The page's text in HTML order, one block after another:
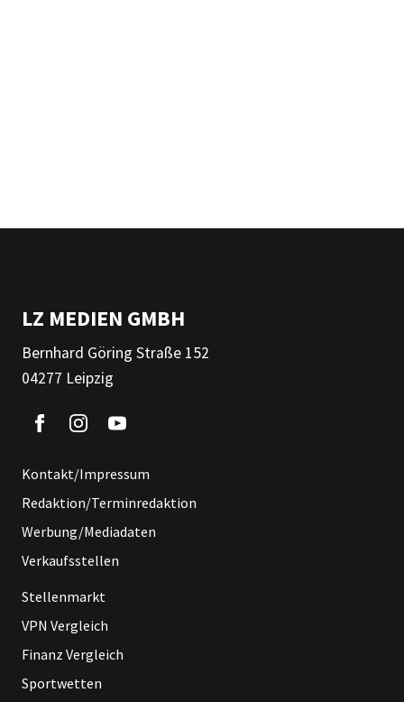
LZ MEDIEN GMBH
Bernhard Göring Straße 152
04277 Leipzig
Kontakt/Impressum
Redaktion/Terminredaktion
Werbung/Mediadaten
Verkaufsstellen
Stellenmarkt
VPN Vergleich
Finanz Vergleich
Sportwetten